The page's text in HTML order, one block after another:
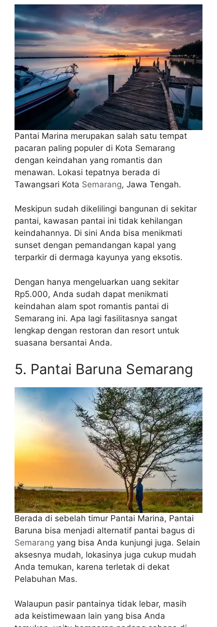
Pantai Marina merupakan salah satu tempat
pacaran paling populer di Kota Semarang
dengan keindahan yang romantis dan
menawan. Lokasi tepatnya berada di
Tawangsari Kota Semarang, Jawa Tengah.
Meskipun sudah dikelilingi bangunan di sekitar
pantai, kawasan pantai ini tidak kehilangan
keindahannya. Di sini Anda bisa menikmati
sunset dengan pemandangan kapal yang
terparkir di dermaga kayunya yang eksotis.
Dengan hanya mengeluarkan uang sekitar
Rp5.000, Anda sudah dapat menikmati
keindahan alam spot romantis pantai di
Semarang ini. Apa lagi fasilitasnya sangat
lengkap dengan restoran dan resort untuk
suasana bersantai Anda.
5. Pantai Baruna Semarang
Berada di sebelah timur Pantai Marina, Pantai
Baruna bisa menjadi alternatif pantai bagus di
Semarang yang bisa Anda kunjungi juga. Selain
aksesnya mudah, lokasinya juga cukup mudah
Anda temukan, karena terletak di dekat
Pelabuhan Mas.
Walaupun pasir pantainya tidak lebar, masih
ada keistimewaan lain yang bisa Anda